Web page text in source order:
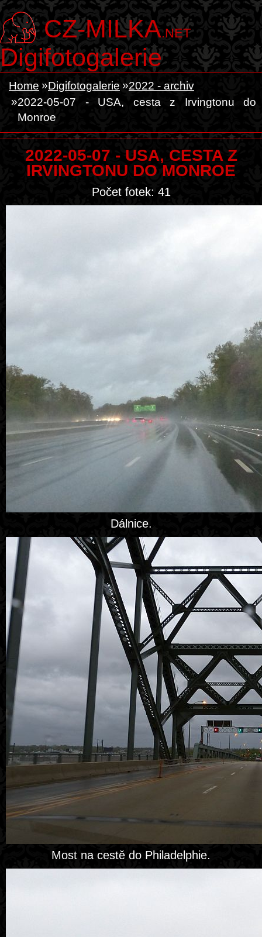
CZ-MILKA.NET
Digifotogalerie
Home Digifotogalerie
2022 - archiv
2022-05-07 - USA, cesta z Irvingtonu do
Monroe
2022-05-07 - USA, CESTA Z
IRVINGTONU DO MONROE
Počet fotek: 41
Dálnice.
Most na cestě do Philadelphie.